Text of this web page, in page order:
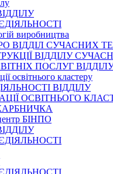
виробництва
ВІДДІЛ СУЧАСНИХ
ВІДДІЛУ
ПОСЛУГ
освітнього кластеру
ВІДДІЛУ
ОСВІТНЬОГО
БІНПО